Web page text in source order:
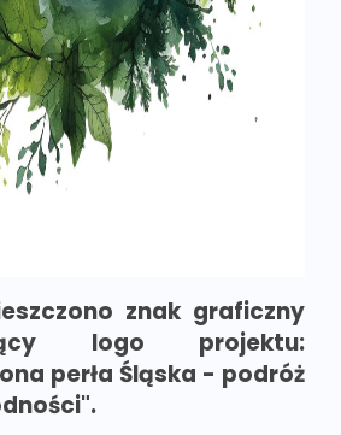
znak graficzny
logo projektu:
perła Śląska - podróż